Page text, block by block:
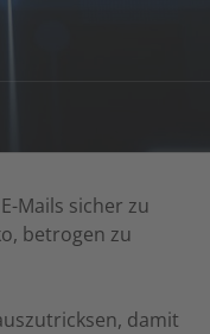
Mails sicher zu
betrogen zu
damit